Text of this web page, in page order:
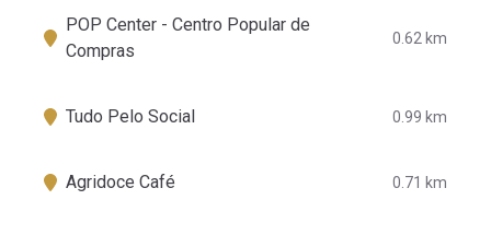
POP Center - Centro Popular de
Compras
0.62 km
Tudo Pelo Social 0.99 km
Agridoce Café 0.71 km